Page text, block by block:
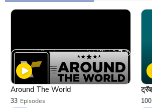
33 Episodes
Around The World
100